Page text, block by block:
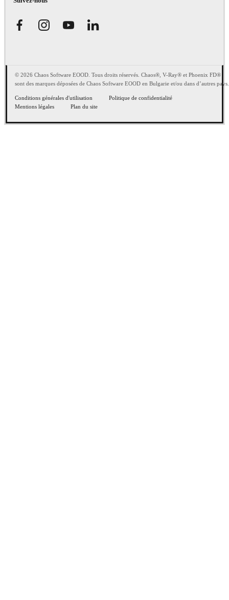
© 2026 Chaos Software EOOD. Tous droits réservés. Chaos®, V-Ray® et Phoenix FD®
sont des marques déposées de Chaos Software EOOD en Bulgarie et/ou dans d’autres pays.
Conditions générales d'utilisation
Politique de confidentialité
Mentions légales
Plan du site